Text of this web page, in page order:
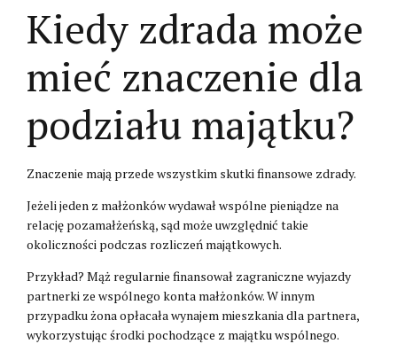
Kiedy zdrada może
mieć znaczenie dla
podziału majątku?
Znaczenie mają przede wszystkim skutki finansowe zdrady.
Jeżeli jeden z małżonków wydawał wspólne pieniądze na
relację pozamałżeńską, sąd może uwzględnić takie
okoliczności podczas rozliczeń majątkowych.
Przykład? Mąż regularnie finansował zagraniczne wyjazdy
partnerki ze wspólnego konta małżonków. W innym
przypadku żona opłacała wynajem mieszkania dla partnera,
wykorzystując środki pochodzące z majątku wspólnego.